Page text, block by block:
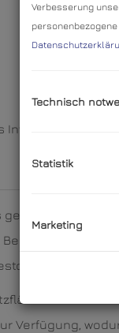
der
bietet.
von ca.
Verfügung,
Verbesserung
Technisch
Statistik
Marketing